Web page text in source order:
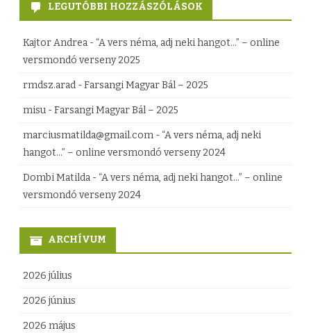
LEGUTÓBBI HOZZÁSZÓLÁSOK
Kajtor Andrea - “A vers néma, adj neki hangot…” – online
versmondó verseny 2025
rmdsz.arad -Farsangi Magyar Bál – 2025
misu -Farsangi Magyar Bál – 2025
marciusmatilda@gmail.com - “A vers néma, adj neki
hangot…” – online versmondó verseny 2024
Dombi Matilda - “A vers néma, adj neki hangot…” – online
versmondó verseny 2024
ARCHÍVUM
2026 július
2026 június
2026 május